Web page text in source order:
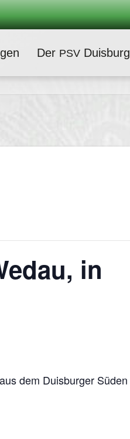
Der PSVDuisburg
in
dem Duis­bur­ger Süden